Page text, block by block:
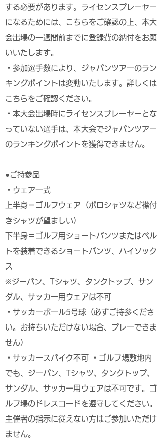
する必要があります。ライセンスプレーヤー
になるためには、こちらをご確認の上、本大
会出場の一週間前までに登録費の納付をお願
いいたします。
・参加選手数により、ジャパンツアーのラン
キングポイントは変動いたします。詳しくは
こちらをご確認ください。
・本大会出場時にライセンスプレーヤーとな
っていない選手は、本大会でジャパンツアー
のランキングポイントを獲得できません。
●ご持参品
・ウェア一式
上半身＝ゴルフウェア（ポロシャツなど襟付
きシャツが望ましい）
下半身＝ゴルフ用ショートパンツまたはベル
トを装着できるショートパンツ、ハイソック
ス
※ジーパン、Tシャツ、タンクトップ、サン
ダル、サッカー用ウェアは不可
・サッカーボール5号球（必ずご持参くださ
い。お持ちいただけない場合、プレーできま
せん）
・サッカースパイク不可 ・ゴルフ場敷地内
でも、ジーパン、Tシャツ、タンクトップ、
サンダル、サッカー用ウェアは不可です。ゴ
ルフ場のドレスコードを遵守してください。
主催者の指示に従えない方はご参加いただけ
ません。